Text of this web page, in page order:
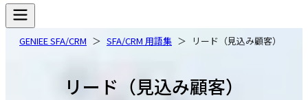
GENIEE SFA/CRM SFA/CRM 用語集 リード（見込み顧客）
リード（見込み顧客）